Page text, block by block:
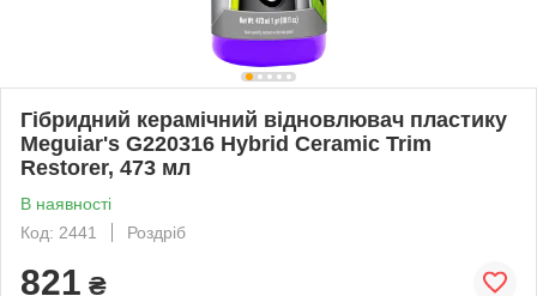
Гібридний керамічний відновлювач пластику
Meguiar's G220316 Hybrid Ceramic Trim
Restorer, 473 мл
В наявності
Код: 2441
Роздріб
821 ₴